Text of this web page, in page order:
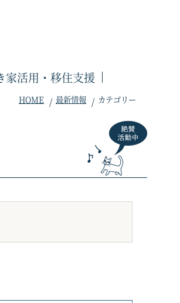
家活用・移住支援
HOME 最新情報 カテゴリー